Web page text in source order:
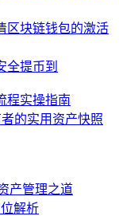
区块链钱包的激活
全提币到
程实操指南
的实用资产快照
产管理之道
解析